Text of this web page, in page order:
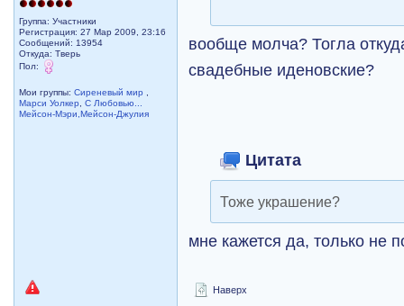
Группа: Участники
Регистрация: 27 Мар 2009, 23:16
Сообщений: 13954
Откуда: Тверь
Пол:
Мои группы:Сиреневый мир ,
Марси Уолкер,С Любовью...
Мейсон-Мэри,Мейсон-Джулия
вообще молча? Тогла
свадебные иденовские?
Цитата
Тоже украшение?
мне кажется да, только не
Наверх